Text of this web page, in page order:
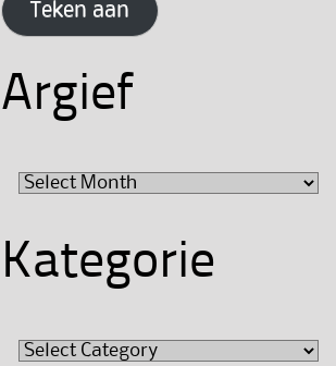
Teken aan
Argief
Argief
Kategorie
Kategorie